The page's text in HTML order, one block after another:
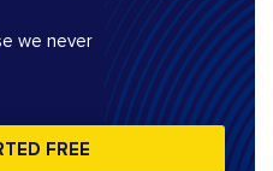
we never
FREE